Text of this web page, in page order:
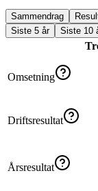
Sammendrag
Siste 5 år
Siste 10
Omsetning
Driftsresultat
Årsresultat